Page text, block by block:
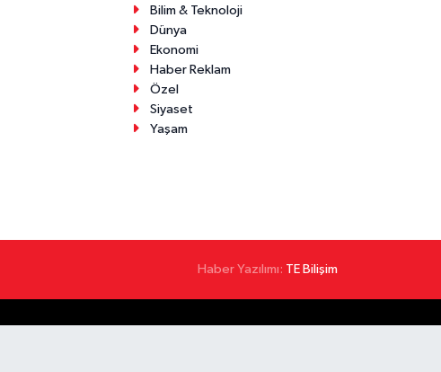
Bilim & Teknoloji
Dünya
Ekonomi
Haber Reklam
Özel
Siyaset
Yaşam
Haber Yazılımı: TE Bilişim